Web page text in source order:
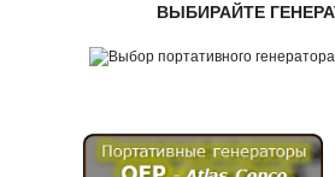
ВЫБИРАЙТЕ